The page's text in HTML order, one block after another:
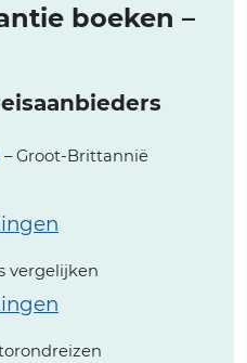
boeken –
– Groot-Brittannië
vergelijken